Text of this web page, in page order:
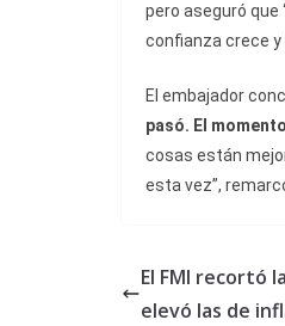
pero aseguró que
confianza crece y
El embajador
pasó. El
cosas están
esta vez”,
El FMI recortó
elevó las de